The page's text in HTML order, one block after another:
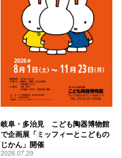
岐阜・多治見 こども陶器博物館
で企画展「ミッフィーとこどもの
じかん」開催
2026.07.29